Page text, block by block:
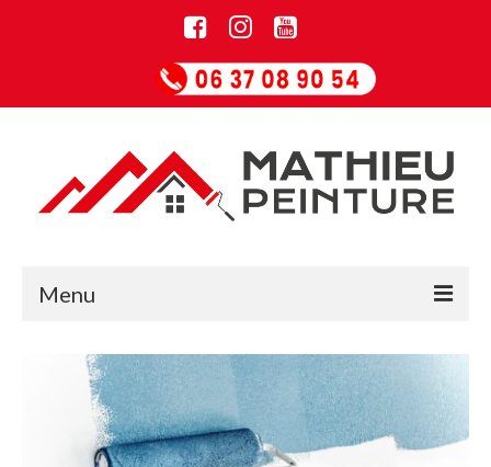
Menu
Accueil
Informations
Entreprise de rénovation